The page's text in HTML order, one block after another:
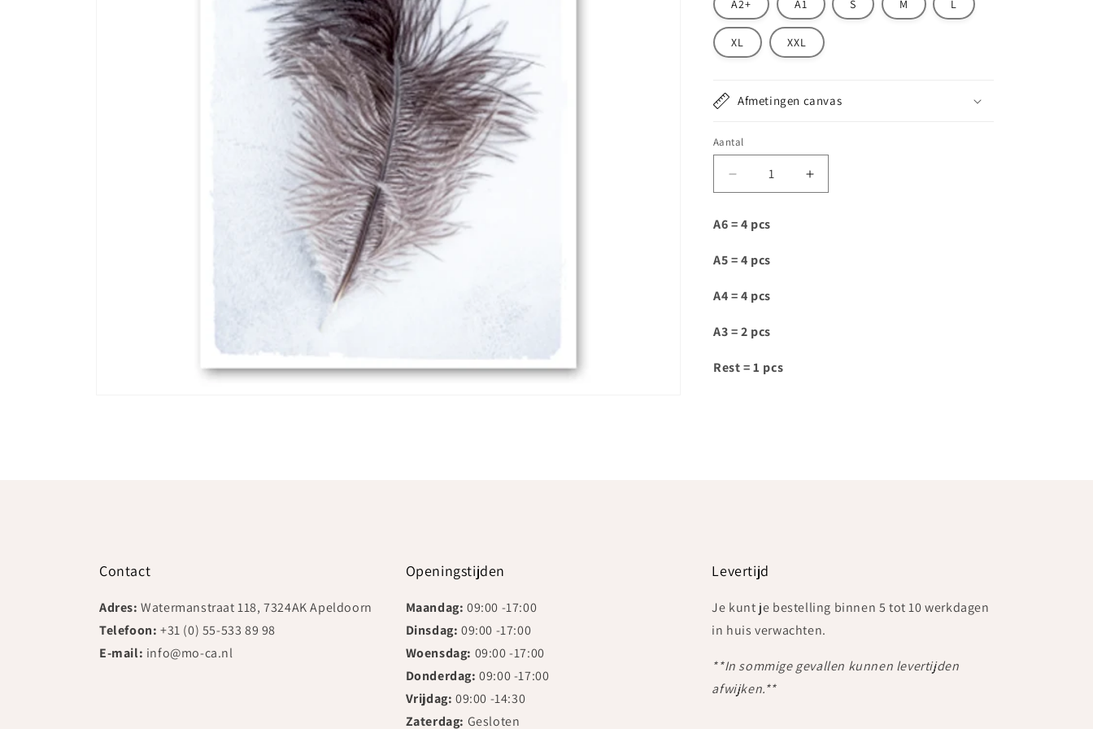
A2+ A1 S M L
XL XXL
Afmetingen canvas
Aantal
Aantal
verlagen
VJ027
Aantal
verhogen
A6 = 4 pcs
A5 = 4 pcs
A4 = 4 pcs
A3 = 2 pcs
Rest = 1 pcs
Contact
Adres:Watermanstraat 118, 7324AK Apeldoorn
Telefoon: +31 (0) 55-533 89 98
E-mail: info@mo-ca.nl
Openingstijden
Maandag: 09:00 -17:00
Dinsdag:09:00 -17:00
Woensdag: 09:00 -17:00
Donderdag: 09:00 -17:00
Vrijdag: 09:00 -14:30
Zaterdag: Gesloten
Levertijd
Je kunt je bestelling binnen 5 tot 10 werkdagen
in huis verwachten.
**In sommige gevallen kunnen levertijden
afwijken.**